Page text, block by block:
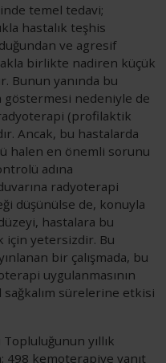
temel tedavi;
hastalık teşhis
ve agresif
birlikte nadiren küçük
Bunun yanında bu
göstermesi nedeniyle de
(profilaktik
Ancak, bu hastalarda
halen en önemli sorunu
adına
radyoterapi
düşünülse de, konuyla
hastalara bu
yetersizdir. Bu
bir çalışmada, bu
uygulanmasının
sağkalım sürelerine etkisi
yıllık
498 kemoterapiye yanıt